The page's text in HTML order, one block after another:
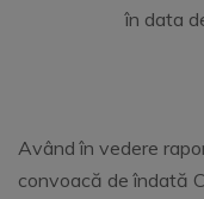
în data
Având în vedere
convoacă de îndată